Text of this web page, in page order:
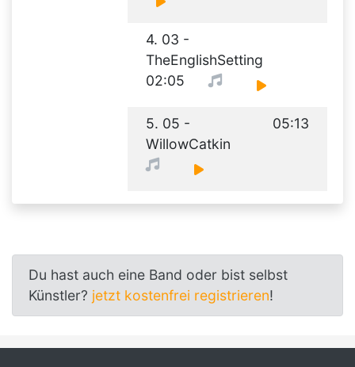
4. 03 -
TheEnglishSetting
02:05
5. 05 -
WillowCatkin
05:13
Du hast auch eine Band oder bist selbst
Künstler? jetzt kostenfrei registrieren!